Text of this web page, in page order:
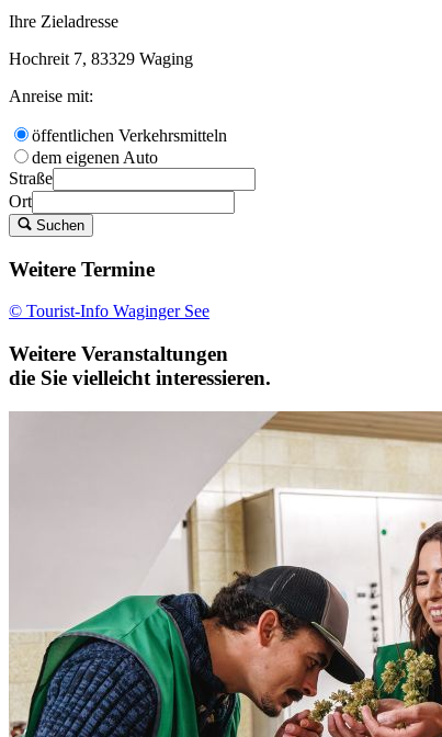
Ihre Zieladresse
Hochreit 7, 83329 Waging
Anreise mit:
öffentlichen Verkehrsmitteln
dem eigenen Auto
Straße
Ort
Suchen
Weitere Termine
© Tourist-Info Waginger See
Weitere Veranstaltungen
die Sie vielleicht interessieren.